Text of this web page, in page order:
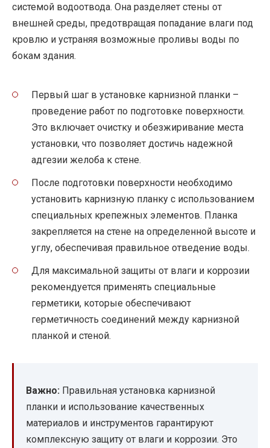
системой водоотвода. Она разделяет стены от
внешней среды, предотвращая попадание влаги под
кровлю и устраняя возможные проливы воды по
бокам здания.
Первый шаг в установке карнизной планки –
проведение работ по подготовке поверхности.
Это включает очистку и обезжиривание места
установки, что позволяет достичь надежной
адгезии желоба к стене.
После подготовки поверхности необходимо
установить карнизную планку с использованием
специальных крепежных элементов. Планка
закрепляется на стене на определенной высоте и
углу, обеспечивая правильное отведение воды.
Для максимальной защиты от влаги и коррозии
рекомендуется применять специальные
герметики, которые обеспечивают
герметичность соединений между карнизной
планкой и стеной.
Важно: Правильная установка карнизной
планки и использование качественных
материалов и инструментов гарантируют
комплексную защиту от влаги и коррозии. Это